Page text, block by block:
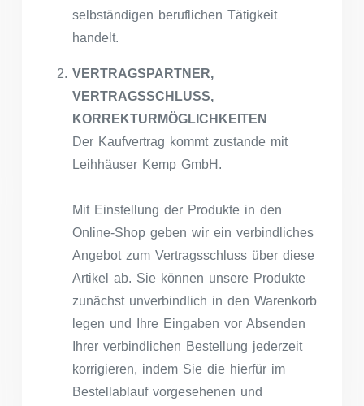
selbständigen beruflichen Tätigkeit
handelt.
VERTRAGSPARTNER,
VERTRAGSSCHLUSS,
KORREKTURMÖGLICHKEITEN
Der Kaufvertrag kommt zustande mit
Leihhäuser Kemp GmbH.
Mit Einstellung der Produkte in den
Online-Shop geben wir ein verbindliches
Angebot zum Vertragsschluss über diese
Artikel ab. Sie können unsere Produkte
zunächst unverbindlich in den Warenkorb
legen und Ihre Eingaben vor Absenden
Ihrer verbindlichen Bestellung jederzeit
korrigieren, indem Sie die hierfür im
Bestellablauf vorgesehenen und